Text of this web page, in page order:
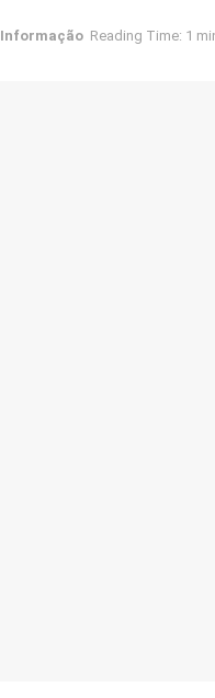
Informação Reading Time: 1